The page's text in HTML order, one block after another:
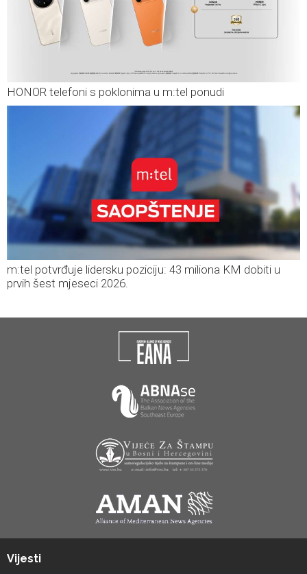
HONOR telefoni s poklonima u m:tel ponudi
m:tel potvrđuje lidersku poziciju: 43 miliona KM dobiti u
prvih šest mjeseci 2026.
Vijesti